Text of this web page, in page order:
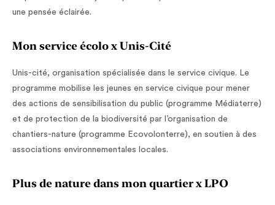
une pensée éclairée.
Mon service écolo x Unis-Cité
Unis-cité, organisation spécialisée dans le service civique. Le
programme mobilise les jeunes en service civique pour mener
des actions de sensibilisation du public (programme Médiaterre)
et de protection de la biodiversité par l’organisation de
chantiers-nature (programme Ecovolonterre), en soutien à des
associations environnementales locales.
Plus de nature dans mon quartier x LPO